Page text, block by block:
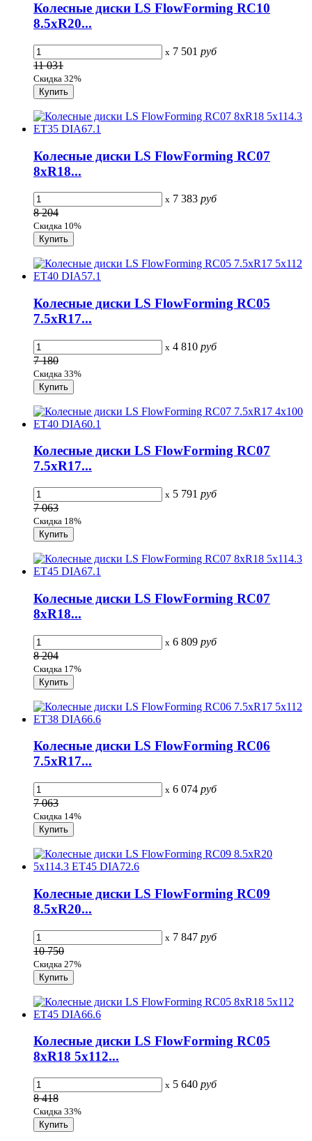
Колесные диски LS FlowForming RC10
8.5xR20...
x 7 501 руб
11 031
Скидка 32%
Колесные диски LS FlowForming RC07
8xR18...
x 7 383 руб
8 204
Скидка 10%
Колесные диски LS FlowForming RC05
7.5xR17...
x 4 810 руб
7 180
Скидка 33%
Колесные диски LS FlowForming RC07
7.5xR17...
x 5 791 руб
7 063
Скидка 18%
Колесные диски LS FlowForming RC07
8xR18...
x 6 809 руб
8 204
Скидка 17%
Колесные диски LS FlowForming RC06
7.5xR17...
x 6 074 руб
7 063
Скидка 14%
Колесные диски LS FlowForming RC09
8.5xR20...
x 7 847 руб
10 750
Скидка 27%
Колесные диски LS FlowForming RC05
8xR18 5x112...
x 5 640 руб
8 418
Скидка 33%